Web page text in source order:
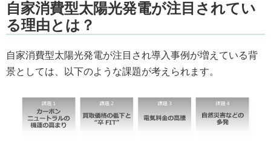
自家消費型太陽光発電が注目されてい
る理由とは？
自家消費型太陽光発電が注目され導入事例が増えている背
景としては、以下のような課題が考えられます。